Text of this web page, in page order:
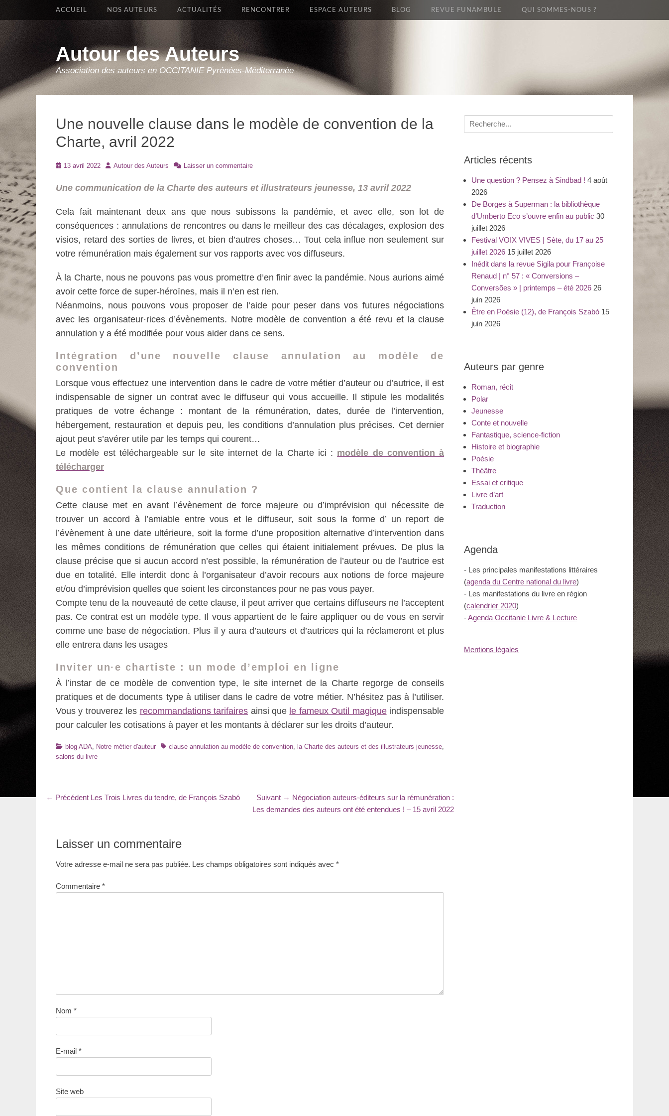
Autour des Auteurs
Association des auteurs en OCCITANIE Pyrénées-Méditerranée
Premier Menu
Aller
ACCUEIL NOS AUTEURS ACTUALITÉS RENCONTRER ESPACE AUTEURS BLOG REVUE FUNAMBULE QUI SOMMES-NOUS ?
Une nouvelle clause dans le modèle de convention de la
Charte, avril 2022
Posté13 avril 2022 Auteur
Autour des Auteurs Laisser un commentaire
Une communication de la Charte des auteurs et illustrateurs jeunesse, 13 avril 2022
Cela fait maintenant deux ans que nous subissons la pandémie, et avec elle, son lot de
conséquences : annulations de rencontres ou dans le meilleur des cas décalages, explosion des
visios, retard des sorties de livres, et bien d’autres choses… Tout cela influe non seulement sur
votre rémunération mais également sur vos rapports avec vos diffuseurs.
À la Charte, nous ne pouvons pas vous promettre d’en finir avec la pandémie. Nous aurions aimé
avoir cette force de super-héroïnes, mais il n’en est rien.
Néanmoins, nous pouvons vous proposer de l’aide pour peser dans vos futures négociations
avec les organisateur·rices d’évènements. Notre modèle de convention a été revu et la clause
annulation y a été modifiée pour vous aider dans ce sens.
Intégration d’une nouvelle clause annulation au modèle de
convention
Lorsque vous effectuez une intervention dans le cadre de votre métier d’auteur ou d’autrice, il est
indispensable de signer un contrat avec le diffuseur qui vous accueille. Il stipule les modalités
pratiques de votre échange : montant de la rémunération, dates, durée de l’intervention,
hébergement, restauration et depuis peu, les conditions d’annulation plus précises. Cet dernier
ajout peut s’avérer utile par les temps qui courent…
Le modèle est téléchargeable sur le site internet de la Charte ici : modèle de convention à
télécharger
Que contient la clause annulation ?
Cette clause met en avant l’évènement de force majeure ou d’imprévision qui nécessite de
trouver un accord à l’amiable entre vous et le diffuseur, soit sous la forme d’ un report de
l’évènement à une date ultérieure, soit la forme d’une proposition alternative d’intervention dans
les mêmes conditions de rémunération que celles qui étaient initialement prévues. De plus la
clause précise que si aucun accord n’est possible, la rémunération de l’auteur ou de l’autrice est
due en totalité. Elle interdit donc à l’organisateur d’avoir recours aux notions de force majeure
et/ou d’imprévision quelles que soient les circonstances pour ne pas vous payer.
Compte tenu de la nouveauté de cette clause, il peut arriver que certains diffuseurs ne l’acceptent
pas. Ce contrat est un modèle type. Il vous appartient de le faire appliquer ou de vous en servir
comme une base de négociation. Plus il y aura d’auteurs et d’autrices qui la réclameront et plus
elle entrera dans les usages
Inviter un·e chartiste : un mode d’emploi en ligne
À l’instar de ce modèle de convention type, le site internet de la Charte regorge de conseils
pratiques et de documents type à utiliser dans le cadre de votre métier. N’hésitez pas à l’utiliser.
Vous y trouverez les recommandations tarifaires ainsi que le fameux Outil magiqueindispensable
pour calculer les cotisations à payer et les montants à déclarer sur les droits d’auteur.
Catégories
blog ADA, Notre métier d'auteur Tagsclause annulation au modèle de convention, la Charte des auteurs et des illustrateurs jeunesse,
salons du livre
Navigation
← Précédent Article
Les Trois Livres du tendre, de François Szabó Suivant → Article
suivant
Négociation auteurs-éditeurs sur la rémunération :
Les demandes des auteurs ont été entendues ! – 15 avril 2022
Laisser un commentaire
Votre adresse e-mail ne sera pas publiée. Les champs obligatoires sont indiqués avec *
Commentaire *
Nom *
E-mail *
Site web
Recherche
pour
Articles récents
Une question ? Pensez à Sindbad ! 4 août
2026
De Borges à Superman : la bibliothèque
d’Umberto Eco s’ouvre enfin au public 30
juillet 2026
Festival VOIX VIVES | Sète, du 17 au 25
juillet 2026 15 juillet 2026
Inédit dans la revue Sigila pour Françoise
Renaud | n° 57 : « Conversions –
Conversões » | printemps – été 2026 26
juin 2026
Être en Poésie (12), de François Szabó 15
juin 2026
Auteurs par genre
Roman, récit
Polar
Jeunesse
Conte et nouvelle
Fantastique, science-fiction
Histoire et biographie
Poésie
Théâtre
Essai et critique
Livre d’art
Traduction
Agenda
- Les principales manifestations littéraires
(agenda du Centre national du livre)
- Les manifestations du livre en région
(calendrier 2020)
-Agenda Occitanie Livre & Lecture
Mentions légales